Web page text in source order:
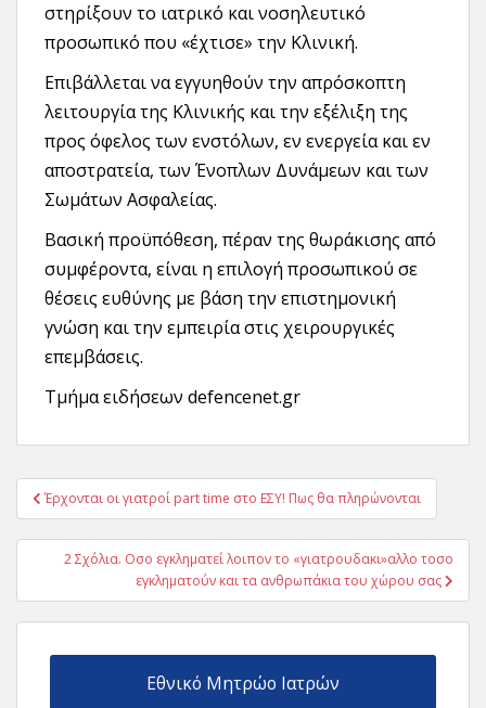
στηρίξουν το ιατρικό και νοσηλευτικό
προσωπικό που «έχτισε» την Κλινική.
Επιβάλλεται να εγγυηθούν την απρόσκοπτη
λειτουργία της Κλινικής και την εξέλιξη της
προς όφελος των ενστόλων, εν ενεργεία και εν
αποστρατεία, των Ένοπλων Δυνάμεων και των
Σωμάτων Ασφαλείας.
Βασική προϋπόθεση, πέραν της θωράκισης από
συμφέροντα, είναι η επιλογή προσωπικού σε
θέσεις ευθύνης με βάση την επιστημονική
γνώση και την εμπειρία στις χειρουργικές
επεμβάσεις.
Τμήμα ειδήσεων defencenet.gr
Πλοήγηση
άρθρων
Έρχονται οι γιατροί part time στο ΕΣΥ! Πως θα πληρώνονται
2 Σχόλια. Οσο εγκληματεί λοιπον το «γιατρουδακι»αλλο τοσο
εγκληματούν και τα ανθρωπάκια του χώρου σας
Εθνικό Μητρώο Ιατρών